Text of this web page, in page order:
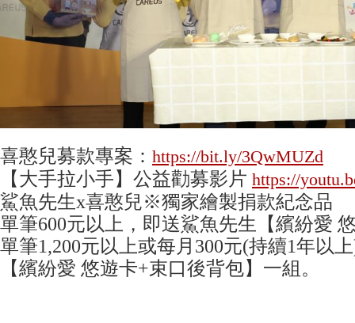
喜憨兒募款專案： https://bit.ly/3QwMUZd
【大手拉小手】公益勸募影片 https://
鯊魚先生x喜憨兒※獨家繪製捐款紀念品
單筆600元以上，即送鯊魚先生【繽紛愛
單筆1,200元以上或每月300元(持續1年以
【繽紛愛 悠遊卡+束口後背包】一組。